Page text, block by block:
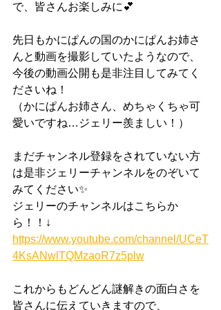
で、皆さんお楽しみに💕
先日もかにぱんの国のかにぱんお姉さ
んと動画を撮影していたようなので、
今後の動画公開も是非注目してみてく
ださいね！
（かにぱんお姉さん、めちゃくちゃ可
愛いですね…ジェリー羨ましい！）
まだチャンネル登録をされていない方
は是非ジェリーチャンネルをのぞいて
みてください✨
ジェリーのチャンネルはこちらか
ら！！↓
https://www.youtube.com/channel/UCeT
4KsANwlTQMzaoR7z5plw
これからもどんどん謎解きの面白さを
皆さんに伝えていきますので、